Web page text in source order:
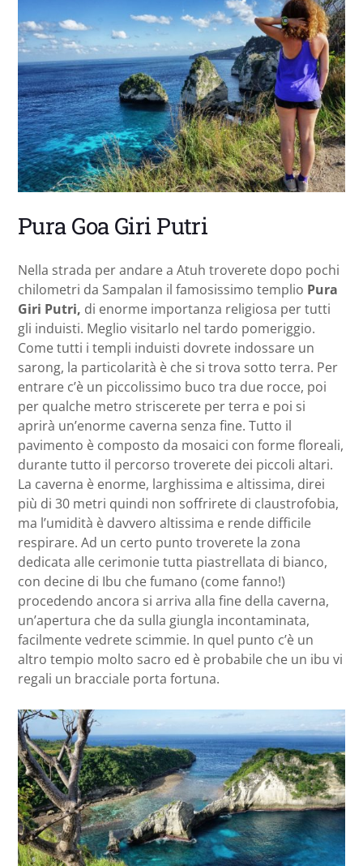
Pura Goa Giri Putri
Nella strada per andare a Atuh troverete dopo pochi
chilometri da Sampalan il famosissimo templio Pura
Giri Putri, di enorme importanza religiosa per tutti
gli induisti. Meglio visitarlo nel tardo pomeriggio.
Come tutti i templi induisti dovrete indossare un
sarong, la particolarità è che si trova sotto terra. Per
entrare c’è un piccolissimo buco tra due rocce, poi
per qualche metro striscerete per terra e poi si
aprirà un’enorme caverna senza fine. Tutto il
pavimento è composto da mosaici con forme floreali,
durante tutto il percorso troverete dei piccoli altari.
La caverna è enorme, larghissima e altissima, direi
più di 30 metri quindi non soffrirete di claustrofobia,
ma l’umidità è davvero altissima e rende difficile
respirare. Ad un certo punto troverete la zona
dedicata alle cerimonie tutta piastrellata di bianco,
con decine di Ibu che fumano (come fanno!)
procedendo ancora si arriva alla fine della caverna,
un’apertura che da sulla giungla incontaminata,
facilmente vedrete scimmie. In quel punto c’è un
altro tempio molto sacro ed è probabile che un ibu vi
regali un bracciale porta fortuna.